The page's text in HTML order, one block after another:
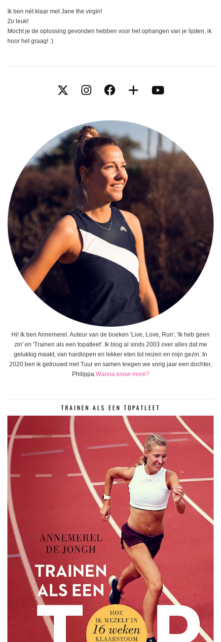
Ik ben nét klaar met Jane the virgin!
Zo leuk!
Mocht je de oplossing gevonden hebben voor het ophangen van je lijsten, ik
hoor het graag! :)
Hi! Ik ben Annemerel. Auteur van de boeken 'Live, Love, Run', 'Ik heb geen
zin' en 'Trainen als een topatleet'. Ik blog al sinds 2003 over alles dat me
gelukkig maakt, van hardlopen en lekker eten tot reizen en mijn gezin. In
2020 ben ik getrouwd met Tuur en samen kregen we vorig jaar een dochter,
Philippa. Wanna know more?
TRAINEN ALS EEN TOPATLEET